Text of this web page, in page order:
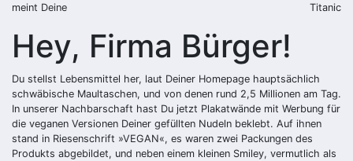
meint Deine Titanic
Hey, Firma Bürger!
Du stellst Lebensmittel her, laut Deiner Homepage hauptsächlich
schwäbische Maultaschen, und von denen rund 2,5 Millionen am Tag.
In unserer Nachbarschaft hast Du jetzt Plakatwände mit Werbung für
die veganen Versionen Deiner gefüllten Nudeln beklebt. Auf ihnen
stand in Riesenschrift »VEGAN«, es waren zwei Packungen des
Produkts abgebildet, und neben einem kleinen Smiley, vermutlich als